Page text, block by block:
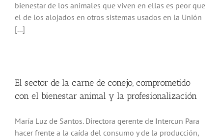
bienestar de los animales que viven en ellas es peor que
el de los alojados en otros sistemas usados en la Unión
[...]
El sector de la carne de conejo, comprometido
con el bienestar animal y la profesionalización
María Luz de Santos. Directora gerente de Intercun Para
hacer frente a la caída del consumo y de la producción,